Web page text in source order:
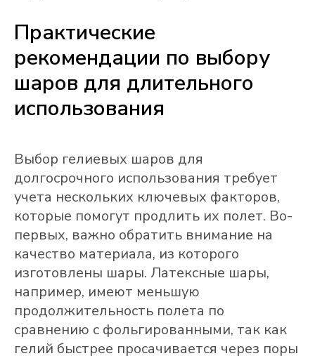
Практические
рекомендации по выбору
шаров для длительного
использования
Выбор гелиевых шаров для
долгосрочного использования требует
учета нескольких ключевых факторов,
которые помогут продлить их полет. Во-
первых, важно обратить внимание на
качество материала, из которого
изготовлены шары. Латексные шары,
например, имеют меньшую
продолжительность полета по
сравнению с фольгированными, так как
гелий быстрее просачивается через поры